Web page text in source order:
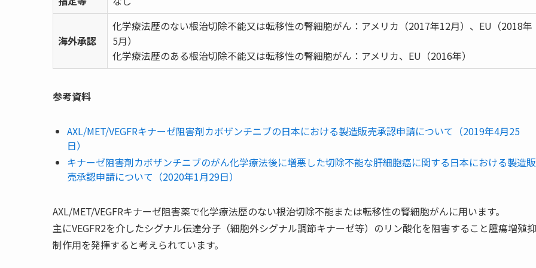
海外承認
化学療法歴のない根治切除不能又は転移性の腎細胞がん：アメリカ（2017年12月）、EU（2018年
5月）
化学療法歴のある根治切除不能又は転移性の腎細胞がん：アメリカ、EU（2016年）
参考資料
AXL/MET/VEGFRキナーゼ阻害剤カボザンチニブの日本における製造販売承認申請について（2019年4月25
日）
キナーゼ阻害剤カボザンチニブのがん化学療法後に増悪した切除不能な肝細胞癌に関する日本における製造販
売承認申請について（2020年1月29日）
AXL/MET/VEGFRキナーゼ阻害薬で化学療法歴のない根治切除不能または転移性の腎細胞がんに用います。
主にVEGFR2を介したシグナル伝達分子（細胞外シグナル調節キナーゼ等）のリン酸化を阻害すること腫瘍増殖抑
制作用を発揮すると考えられています。